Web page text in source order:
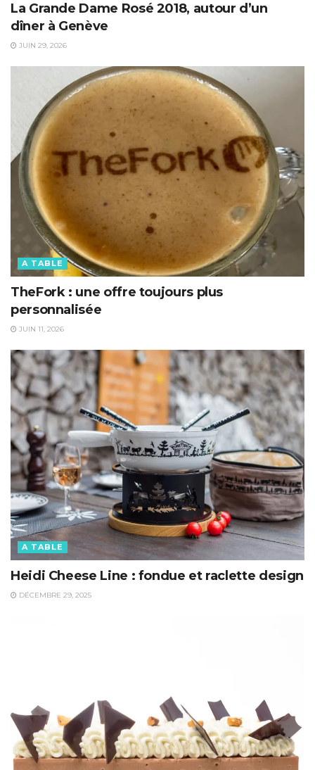
La Grande Dame Rosé 2018, autour d’un
dîner à Genève
JUIN 29, 2026
A TABLE
TheFork : une offre toujours plus
personnalisée
JUIN 11, 2026
A TABLE
Heidi Cheese Line : fondue et raclette design
DÉCEMBRE 29, 2025